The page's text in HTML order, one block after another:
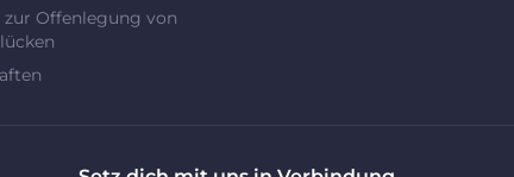
Offenlegung von